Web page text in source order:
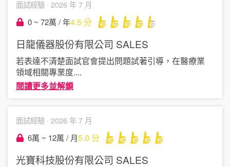
面試經驗 · 2026 年 7 月
0 ~ 72萬 / 年4.5分
日龍儀器股份有限公司 SALES
若表達不清楚面試官會提出問題試著引導，在醫療業
領域相關專業度....
閱讀更多並解鎖
面試經驗 · 2026 年 7 月
6萬 ~ 12萬 / 月5.0 分
光寶科技股份有限公司 SALES